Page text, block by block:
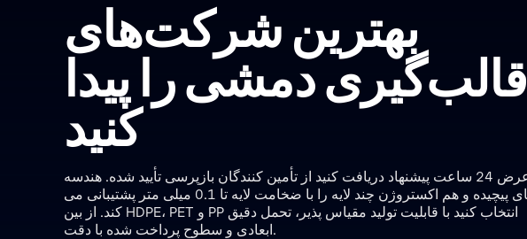
بهترین شرکت‌های
قالب‌گیری دمشی را پیدا
کنید
در عرض 24 ساعت پیشنهاد دریافت کنید از تأمین کنندگان بازپرسی تأیید شده. هندسه
های پیچیده و هم اکستروژن چند لایه را با ضخامت لایه تا 0.1 میلی متر پشتیبانی می
کند. از بین HDPE، PET و PP انتخاب کنید با قابلیت تولید مقیاس پذیر، تحمل دقیق
ابعادی و سطوح پرداخت شده با دقت.